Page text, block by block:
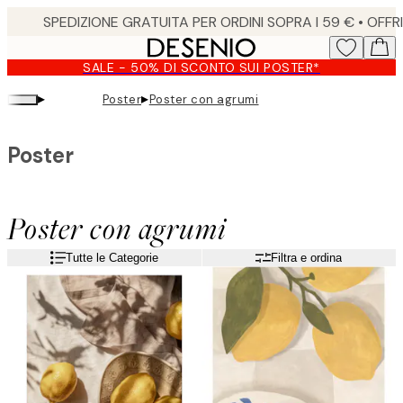
content.
SALE - 50% DI SCONTO SUI POSTER*
▸ Poster▸Poster con agrumi
Poster con agrumi
Poster
Tutte le Categorie Filtra e ordina